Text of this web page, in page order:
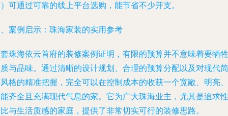
可通过可靠的线上平台选购，能节省不少开支。
案例启示：珠海家装的实用参考
珠海依云首府的装修案例证明，有限的预算并不意味着要牺牲
与品味。通过清晰的设计规划、合理的预算分配以及对现代简
格的精准把握，完全可以在控制成本的收获一个宽敞、明亮、
齐全且充满现代气息的家。它为广大珠海业主，尤其是追求性
与生活质感的家庭，提供了非常切实可行的装修思路。